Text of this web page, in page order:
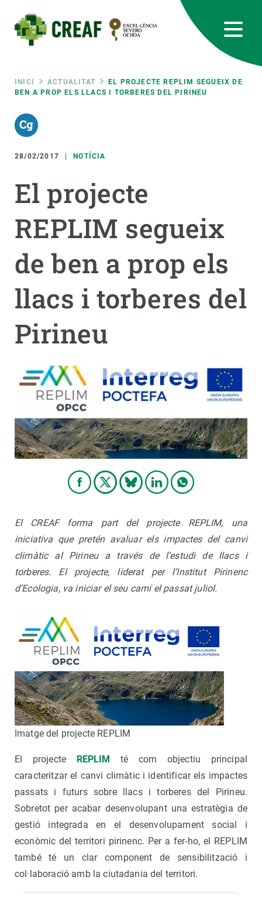
contingut
Fil
d'ariadna
INICI ACTUALITAT
EL PROJECTE REPLIM SEGUEIX DE
BEN A PROP ELS LLACS I TORBERES DEL PIRINEU
28/02/2017 NOTÍCIA
El projecte
REPLIM segueix
de ben a prop els
llacs i torberes del
Pirineu
El CREAF forma part del projecte REPLIM, una
iniciativa que pretén avaluar els impactes del canvi
climàtic al Pirineu a través de l’estudi de llacs i
torberes. El projecte, liderat per l’Institut Pirinenc
d’Ecologia, va iniciar el seu camí el passat juliol.
Imatge del projecte REPLIM
El projecte REPLIM té com objectiu principal
caracteritzar el canvi climàtic i identificar els impactes
passats i futurs sobre llacs i torberes del Pirineu.
Sobretot per acabar desenvolupant una estratègia de
gestió integrada en el desenvolupament social i
econòmic del territori pirinenc. Per a fer-ho, el REPLIM
també té un clar component de sensibilització i
col·laboració amb la ciutadania del territori.
RRSS
Featured
responsive
INTRANET
Responsive
menu
CIÈNCIA EN ACCIÓ
UNEIX-TE A NOSALTRES
PARTICIPA